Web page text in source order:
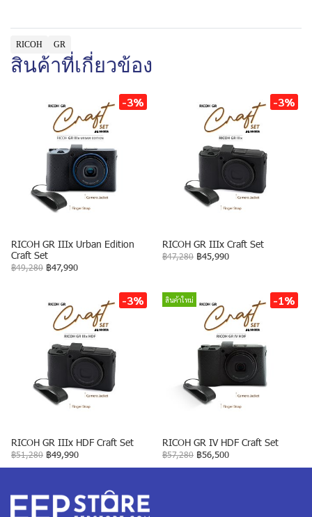
RICOH GR
สินค้าที่เกี่ยวข้อง
-3%
RICOH GR IIIx Urban Edition
Craft Set
฿49,280 ฿47,990
-3%
RICOH GR IIIx Craft Set
฿47,280 ฿45,990
-3%
RICOH GR IIIx HDF Craft Set
฿51,280 ฿49,990
สินค้าใหม่ -1%
RICOH GR IV HDF Craft Set
฿57,280 ฿56,500